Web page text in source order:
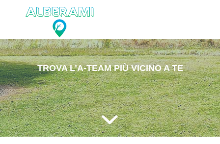
TROVA L’A-TEAM PIÙ VICINO A TE